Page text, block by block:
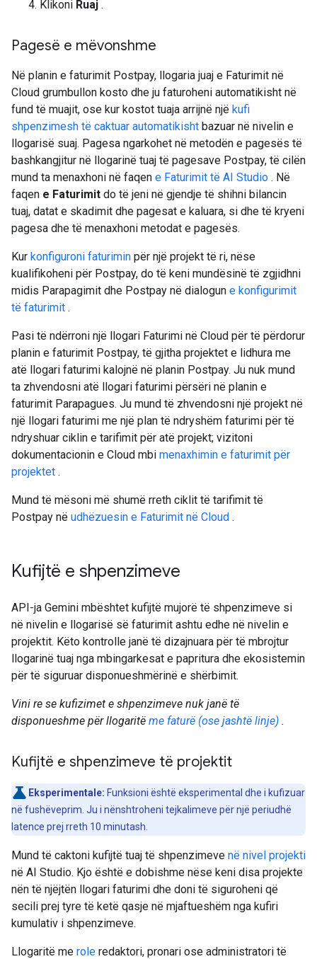
Klikoni Ruaj .
Pagesë e mëvonshme
Në planin e faturimit Postpay, llogaria juaj e Faturimit në
Cloud grumbullon kosto dhe ju faturoheni automatikisht në
fund të muajit, ose kur kostot tuaja arrijnë një kufi
shpenzimesh të caktuar automatikisht bazuar në nivelin e
llogarisë suaj. Pagesa ngarkohet në metodën e pagesës të
bashkangjitur në llogarinë tuaj të pagesave Postpay, të cilën
mund ta menaxhoni në faqen e Faturimit të AI Studio . Në
faqen e Faturimit do të jeni në gjendje të shihni bilancin
tuaj, datat e skadimit dhe pagesat e kaluara, si dhe të kryeni
pagesa dhe të menaxhoni metodat e pagesës.
Kur konfiguroni faturimin për një projekt të ri, nëse
kualifikoheni për Postpay, do të keni mundësinë të zgjidhni
midis Parapagimit dhe Postpay në dialogun e konfigurimit
të faturimit .
Pasi të ndërroni një llogari Faturimi në Cloud për të përdorur
planin e faturimit Postpay, të gjitha projektet e lidhura me
atë llogari faturimi kalojnë në planin Postpay. Ju nuk mund
ta zhvendosni atë llogari faturimi përsëri në planin e
faturimit Parapagues. Ju mund të zhvendosni një projekt në
një llogari faturimi me një plan të ndryshëm faturimi për të
ndryshuar ciklin e tarifimit për atë projekt; vizitoni
dokumentacionin e Cloud mbi menaxhimin e faturimit për
projektet .
Mund të mësoni më shumë rreth ciklit të tarifimit të
Postpay në udhëzuesin e Faturimit në Cloud .
Kufijtë e shpenzimeve
API-ja Gemini mbështet kufijtë mujorë të shpenzimeve si
në nivelin e llogarisë së faturimit ashtu edhe në nivelin e
projektit. Këto kontrolle janë të dizajnuara për të mbrojtur
llogarinë tuaj nga mbingarkesat e papritura dhe ekosistemin
për të siguruar disponueshmërinë e shërbimit.
Vini re se kufizimet e shpenzimeve nuk janë të
disponueshme për llogaritë me faturë (ose jashtë linje) .
Kufijtë e shpenzimeve të projektit
Eksperimentale: Funksioni është eksperimental dhe i kufizuar
në fushëveprim. Ju i nënshtroheni tejkalimeve për një periudhë
latence prej rreth 10 minutash.
Mund të caktoni kufijtë tuaj të shpenzimeve në nivel projekti
në AI Studio. Kjo është e dobishme nëse keni disa projekte
nën të njëjtën llogari faturimi dhe doni të siguroheni që
secili prej tyre të ketë qasje në mjaftueshëm nga kufiri
kumulativ i shpenzimeve.
Llogaritë me role redaktori, pronari ose administratori të